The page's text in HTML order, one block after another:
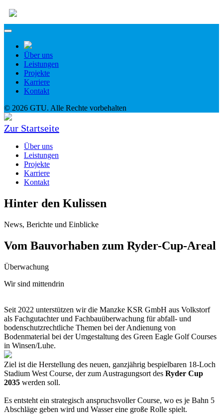
Über uns
Leistungen
Projekte
Karriere
Kontakt
© 2026 GTU. Alle Rechte vorbehalten
Zur Startseite
Über uns
Leistungen
Projekte
Karriere
Kontakt
Hinter den Kulissen
News, Berichte und Einblicke
Vom Bauvorhaben zum Ryder-Cup-Areal
Überwachung
Wir sind mittendrin
Seit 2022 unterstützen wir die Manzke KSR GmbH aus Volkstorf
als Fachgutachter und Fachbauüberwachung für abfall- und
bodenschutzrechtliche Themen bei der Andienung von
Bodenmaterial bei der Umgestaltung des Green Eagle Golf Courses
in Winsen/Luhe.
Ziel ist die Herstellung des neuen, ganzjährig bespielbaren 18-Loch
Stadium West Course, der zum Austragungsort des Ryder Cup
2035 werden soll.
Es entsteht ein strategisch anspruchsvoller Course, wo es je Bahn 5
Abschläge geben wird und Wasser eine große Rolle spielt.